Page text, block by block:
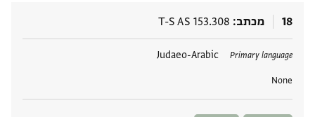
18 מכתב T-S AS 153.308
Primary language
Judaeo-Arabic
None
תגים